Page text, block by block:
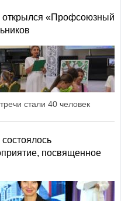
«Профсоюзный
стали 40 человек
посвященное